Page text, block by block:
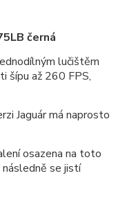
černá
lučištěm
šípu až 260 FPS,
Jaguár má naprosto
osazena na toto
se jistí